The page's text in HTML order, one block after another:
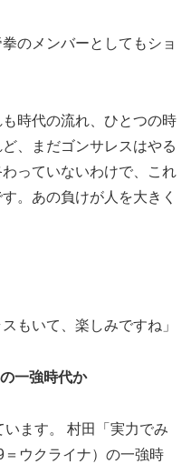
のメンバーとしてもショ
も時代の流れ、ひとつの時
、まだゴンサレスはやる
っていないわけで、これ
。あの負けが人を大きく
もいて、楽しみですね」
一強時代か
ます。 村田「実力でみ
ウクライナ）の一強時